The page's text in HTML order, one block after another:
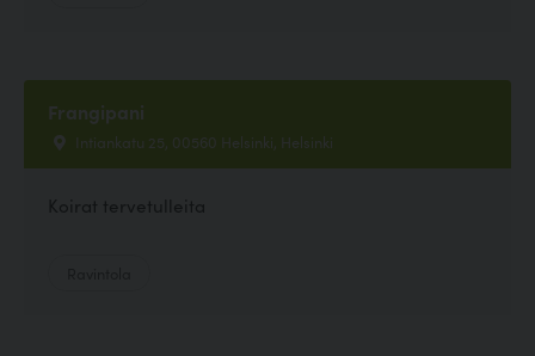
Frangipani
Intiankatu 25, 00560 Helsinki, Helsinki
Koirat tervetulleita